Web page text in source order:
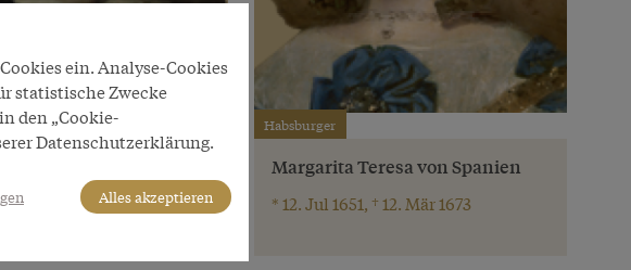
Spanien
Habsburger
Margarita Teresa von Spanien
* 12. Jul 1651, † 12. Mär 1673
ein. Analyse-Cookies
statistische Zwecke
den „Cookie-
Datenschutzerklärung.
Alles akzeptieren